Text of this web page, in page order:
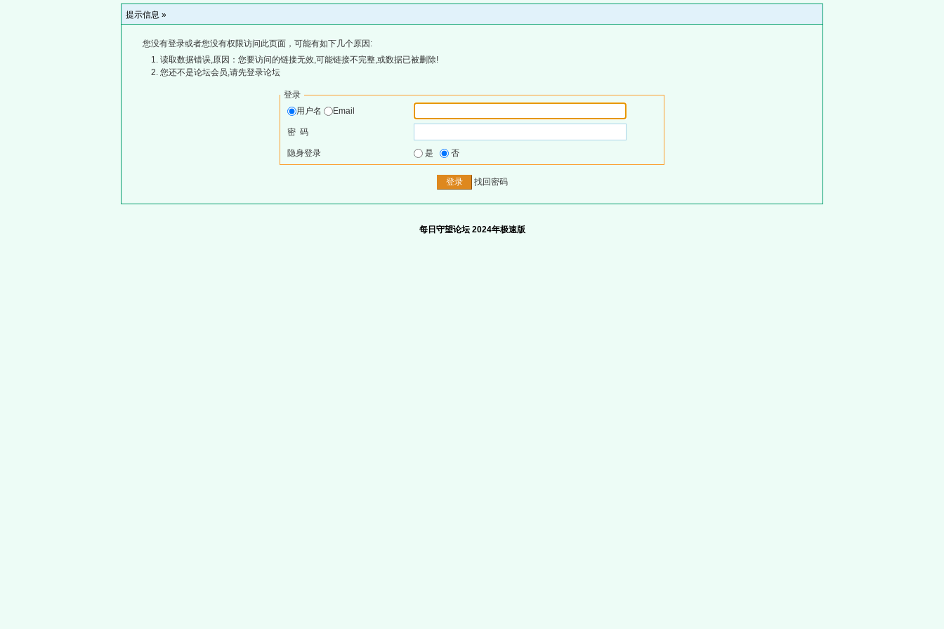
提示信息 »
您没有登录或者您没有权限访问此页面，可能有如下几个原因:
读取数据错误,原因：您要访问的链接无效,可能链接不完整,或数据已被删除!
您还不是论坛会员,请先登录论坛
登录
用户名
Email
密 码
隐身登录 是 否
找回密码
每日守望论坛 2024年极速版